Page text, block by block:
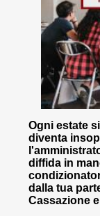
Ogni estate
diventa
diffida in
dalla tua
Cassazione